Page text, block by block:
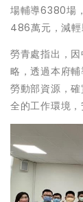
場輔導6380場
486萬元，減輕
勞青處指出，
略，透過本府
勞動部資源，
全的工作環境，